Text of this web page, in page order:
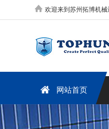
欢迎来到苏州拓博机械
网站首页